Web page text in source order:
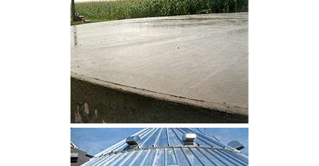
CLIQUEZ POUR AGRANDIR